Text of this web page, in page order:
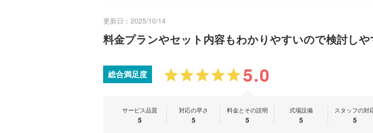
更新日：2025/10/14
料金プランやセット内容もわかりやすいので検討し
総合満足度 5.0
サービス品質 対応の早さ 料金とその説明 式場設備 スタッフの対
5 5 5 5 5